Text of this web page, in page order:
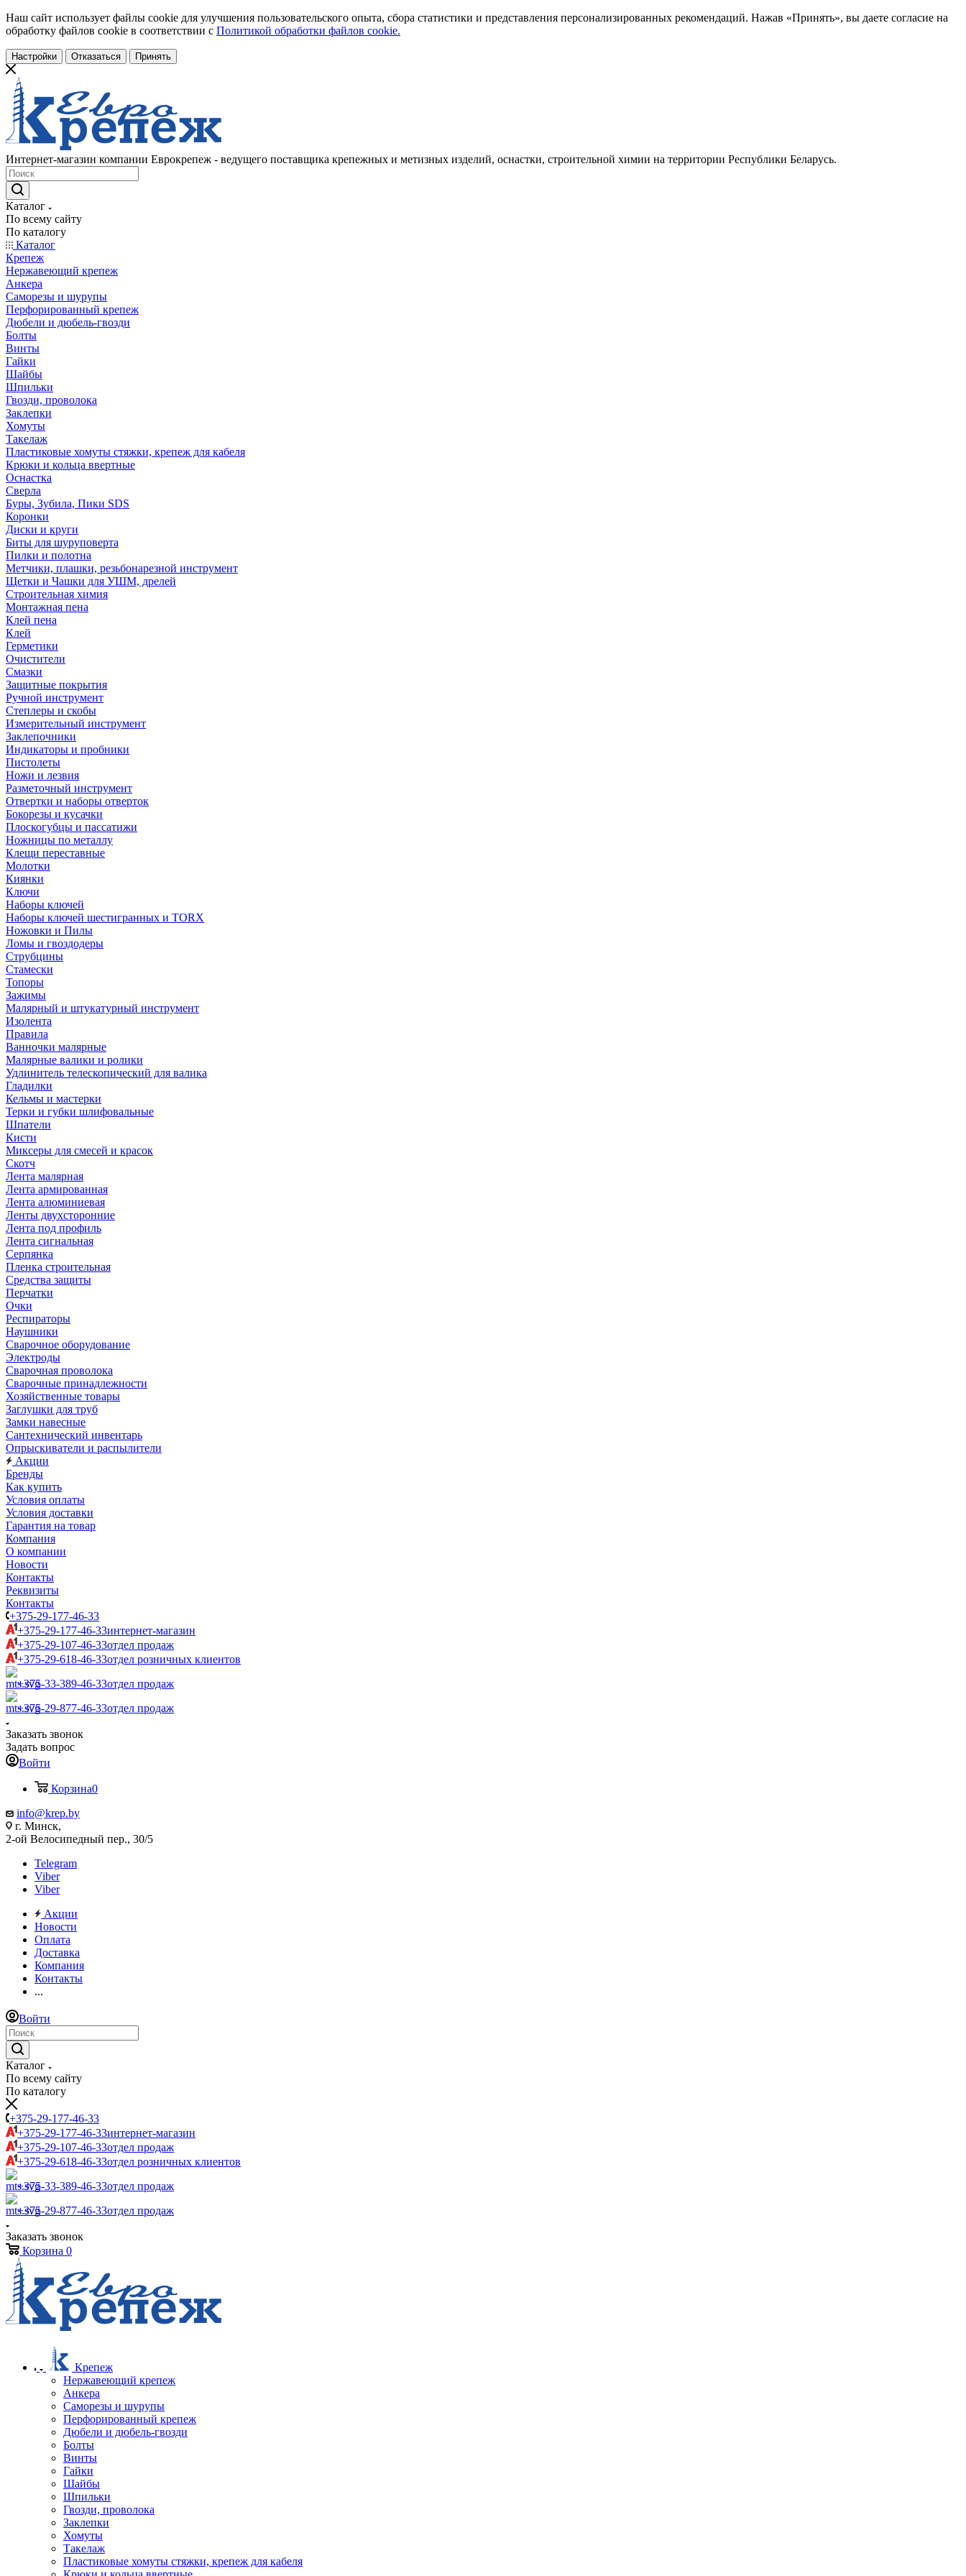
Наш сайт использует файлы cookie для улучшения пользовательского опыта, сбора статистики и представления персонализированных рекомендаций. Нажав «Принять», вы даете согласие на
обработку файлов cookie в соответствии с Политикой обработки файлов cookie.
Настройки Отказаться Принять
Интернет-магазин компании Еврокрепеж - ведущего поставщика крепежных и метизных изделий, оснастки, строительной химии на территории Республики Беларусь.
Каталог
По всему сайту
По каталогу
Каталог
Крепеж
Нержавеющий крепеж
Анкера
Саморезы и шурупы
Перфорированный крепеж
Дюбели и дюбель-гвозди
Болты
Винты
Гайки
Шайбы
Шпильки
Гвозди, проволока
Заклепки
Хомуты
Такелаж
Пластиковые хомуты стяжки, крепеж для кабеля
Крюки и кольца ввертные
Оснастка
Сверла
Буры, Зубила, Пики SDS
Коронки
Диски и круги
Биты для шуруповерта
Пилки и полотна
Метчики, плашки, резьбонарезной инструмент
Щетки и Чашки для УШМ, дрелей
Строительная химия
Монтажная пена
Клей пена
Клей
Герметики
Очистители
Смазки
Защитные покрытия
Ручной инструмент
Степлеры и скобы
Измерительный инструмент
Заклепочники
Индикаторы и пробники
Пистолеты
Ножи и лезвия
Разметочный инструмент
Отвертки и наборы отверток
Бокорезы и кусачки
Плоскогубцы и пассатижи
Ножницы по металлу
Клещи переставные
Молотки
Киянки
Ключи
Наборы ключей
Наборы ключей шестигранных и TORX
Ножовки и Пилы
Ломы и гвоздодеры
Струбцины
Стамески
Топоры
Зажимы
Малярный и штукатурный инструмент
Изолента
Правила
Ванночки малярные
Малярные валики и ролики
Удлинитель телескопический для валика
Гладилки
Кельмы и мастерки
Терки и губки шлифовальные
Шпатели
Кисти
Миксеры для смесей и красок
Скотч
Лента малярная
Лента армированная
Лента алюминиевая
Ленты двухсторонние
Лента под профиль
Лента сигнальная
Серпянка
Пленка строительная
Средства защиты
Перчатки
Очки
Респираторы
Наушники
Сварочное оборудование
Электроды
Сварочная проволока
Сварочные принадлежности
Хозяйственные товары
Заглушки для труб
Замки навесные
Сантехнический инвентарь
Опрыскиватели и распылители
Акции
Бренды
Как купить
Условия оплаты
Условия доставки
Гарантия на товар
Компания
О компании
Новости
Контакты
Реквизиты
Контакты
+375-29-177-46-33
+375-29-177-46-33интернет-магазин
+375-29-107-46-33отдел продаж
+375-29-618-46-33отдел розничных клиентов
+375-33-389-46-33отдел продаж
+375-29-877-46-33отдел продаж
Заказать звонок
Задать вопрос
Войти
Корзина0
info@krep.by
г. Минск,
2-ой Велосипедный пер., 30/5
Telegram
Viber
Viber
Акции
Новости
Оплата
Доставка
Компания
Контакты
...
Войти
Каталог
По всему сайту
По каталогу
+375-29-177-46-33
+375-29-177-46-33интернет-магазин
+375-29-107-46-33отдел продаж
+375-29-618-46-33отдел розничных клиентов
+375-33-389-46-33отдел продаж
+375-29-877-46-33отдел продаж
Заказать звонок
Корзина 0
Крепеж
Нержавеющий крепеж
Анкера
Саморезы и шурупы
Перфорированный крепеж
Дюбели и дюбель-гвозди
Болты
Винты
Гайки
Шайбы
Шпильки
Гвозди, проволока
Заклепки
Хомуты
Такелаж
Пластиковые хомуты стяжки, крепеж для кабеля